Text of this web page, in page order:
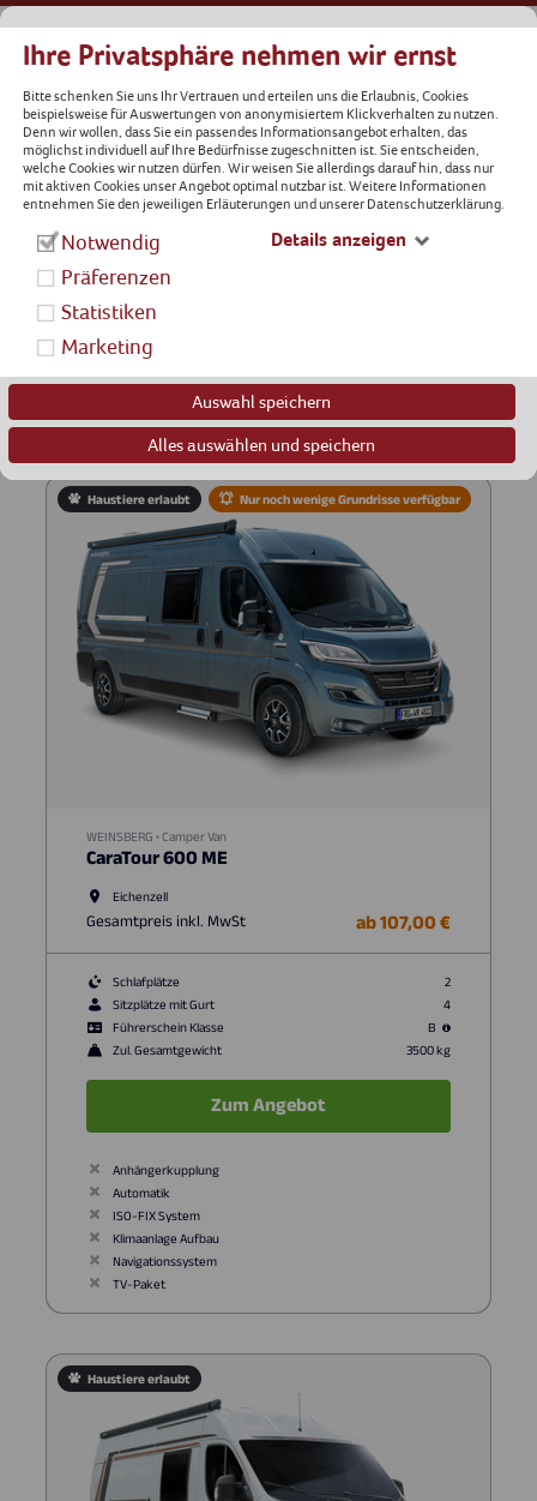
Ihre Privatsphäre nehmen wir ernst
Bitte schenken Sie uns Ihr Vertrauen und erteilen uns die Erlaubnis, Cookies
beispielsweise für Auswertungen von anonymisiertem Klickverhalten zu nutzen.
Denn wir wollen, dass Sie ein passendes Informationsangebot erhalten, das
möglichst individuell auf Ihre Bedürfnisse zugeschnitten ist. Sie entscheiden,
welche Cookies wir nutzen dürfen. Wir weisen Sie allerdings darauf hin, dass nur
mit aktiven Cookies unser Angebot optimal nutzbar ist. Weitere Informationen
entnehmen Sie den jeweiligen Erläuterungen und unserer Datenschutzerklärung.
Notwendig
Präferenzen
Statistiken
Marketing
Details anzeigen
Auswahl speichern
Alles auswählen und speichern